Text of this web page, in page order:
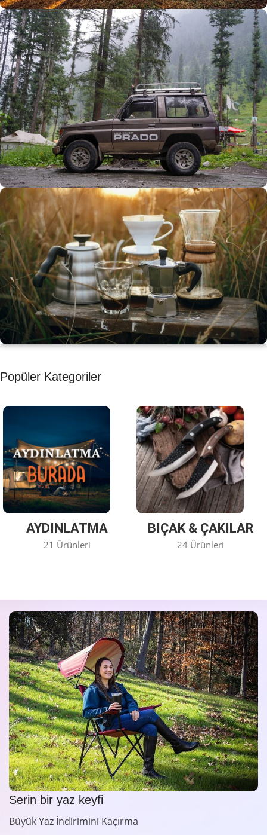
Büyük Yaz İndirimi
0
Günler
00
Hr
00
Min
00
SSK
Alışverişe Başla
ARAÇ AKSESUARLARI
SATIŞ VE MONTAJ
Keşfet
KAHVE KEYFİ
Kahvemizi Denediniz mi ?
Keşfet
Popüler Kategoriler
AYDINLATMA
21 Ürünleri
BIÇAK & ÇAKILAR
24 Ürünleri
Serin bir yaz keyfi
Büyük Yaz İndirimini Kaçırma